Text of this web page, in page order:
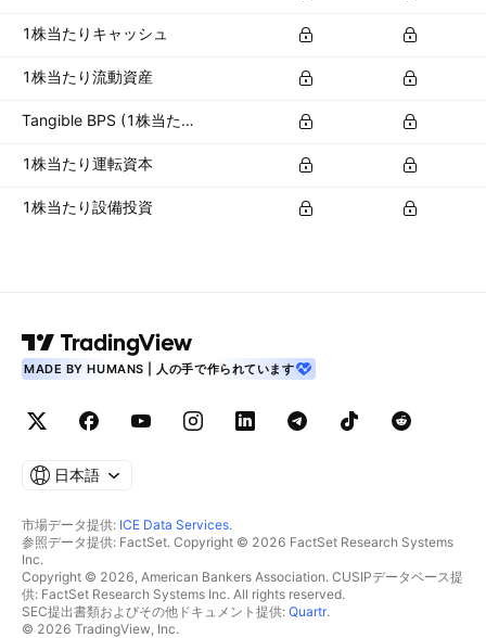
1株当たりキャッシュ
1株当たり流動資産
Tangible BPS (1株当たり有形資産)
1株当たり運転資本
1株当たり設備投資
MADE BY HUMANS | 人の手で作られています
日本語
市場データ提供: ICE Data Services.
参照データ提供: FactSet. Copyright © 2026 FactSet Research Systems
Inc.
Copyright © 2026, American Bankers Association. CUSIPデータベース提
供: FactSet Research Systems Inc. All rights reserved.
SEC提出書類およびその他ドキュメント提供: Quartr.
© 2026 TradingView, Inc.